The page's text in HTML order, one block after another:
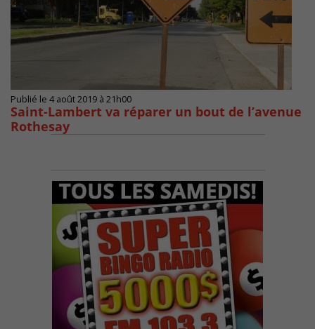
Publié le 4 août 2019 à 21h00
Saint-Lambert va réparer un bout de l’avenue
Rothesay